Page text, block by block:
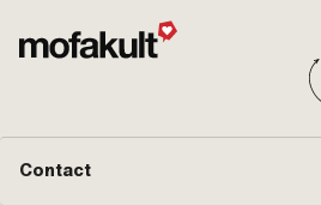
Contact